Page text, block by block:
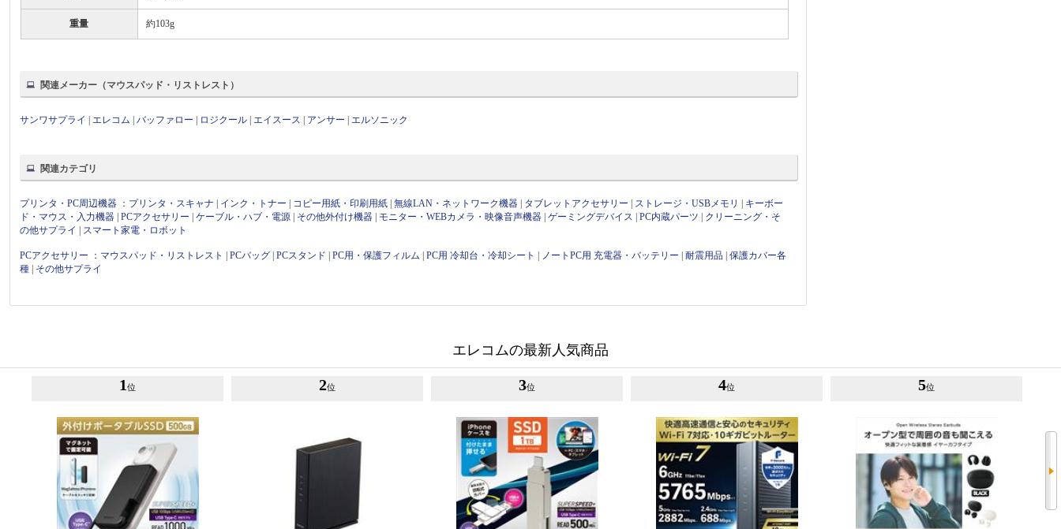
重量 約103g
関連メーカー（マウスパッド・リストレスト）
サンワサプライ エレコム |バッファロー ロジクール エイスース アンサー エルソニック
関連カテゴリ
プリンタ・PC周辺機器 ： プリンタ・スキャナ インク・トナー コピー用紙・印刷用紙 |無線LAN・ネットワーク機器 タブレットアクセサリー ストレージ・USBメモリ
キーボー
ド・マウス・入力機器 |PCアクセサリー |ケーブル・ハブ・電源 その他外付け機器 モニター・WEBカメラ・映像音声機器 |ゲーミングデバイス |PC内蔵パーツ
クリーニング・そ
の他サプライ
スマート家電・ロボット
PCアクセサリー ： マウスパッド・リストレスト |PCバッグ |PCスタンド |PC用・保護フィルム |PC用 冷却台・冷却シート ノートPC用 充電器・バッテリー |耐震用品 |保護カバー各
種
その他サプライ
エレコムの最新人気商品
1 位 2位 3位 4位 5位